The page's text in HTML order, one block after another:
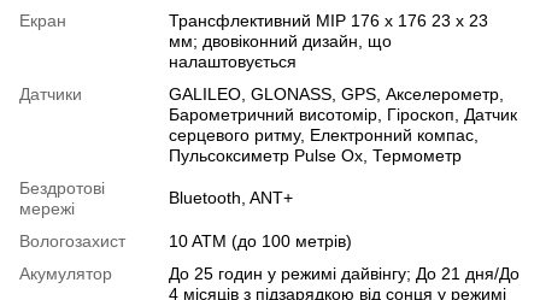
Екран
Трансфлективний MIP 176 x 176 23 x 23
мм; двовіконний дизайн, що
налаштовується
Датчики
GALILEO GLONASS GPS Акселерометр
Барометричний висотомір Гіроскоп
Датчик
серцевого ритму, Електронний компас
Пульсоксиметр Pulse Ox Термометр
Бездротові
мережі
Bluetooth ANT+
Вологозахист
10 ATM (до 100 метрів)
Акумулятор
До 25 годин у режимі дайвінгу; До 21 дня/До
4 місяців з підзарядкою від сонця у режимі